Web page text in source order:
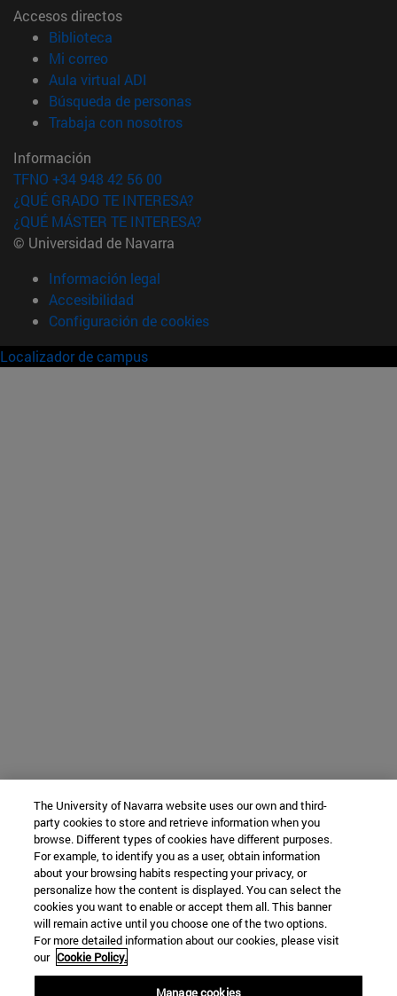
Accesos directos
Biblioteca
Mi correo(abre en nueva ventana)
Aula virtual ADI
Búsqueda de personas(abre en nueva ventana)
Trabaja con nosotros(abre en nueva ventana)
Información
TFNO +34 948 42 56 00
¿QUÉ GRADO TE INTERESA?
¿QUÉ MÁSTER TE INTERESA?
© Universidad de Navarra
Información legal
Accesibilidad
Configuración de cookies
Localizador de campus
The University of Navarra website uses our own and third-
party cookies to store and retrieve information when you
browse. Different types of cookies have different purposes.
For example, to identify you as a user, obtain information
about your browsing habits respecting your privacy, or
personalize how the content is displayed. You can select the
cookies you want to enable or accept them all. This banner
will remain active until you choose one of the two options.
For more detailed information about our cookies, please visit
our Cookie Policy.
Manage cookies